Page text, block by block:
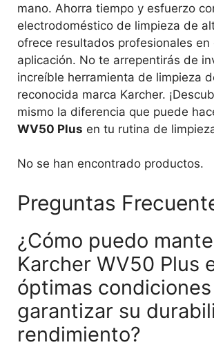
mano. Ahorra tiempo y esfuerzo
electrodoméstico de limpieza de
ofrece resultados profesionales en
aplicación. No te arrepentirás de
increíble herramienta de limpieza
reconocida marca Karcher.
mismo la diferencia que puede
WV50 Plus en tu rutina de
No se han encontrado productos.
Preguntas
¿Cómo puedo
Karcher WV50 Plus
óptimas
garantizar su
rendimiento?